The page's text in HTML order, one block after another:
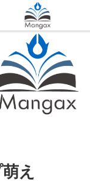
画紹介ならMangax（マン
え